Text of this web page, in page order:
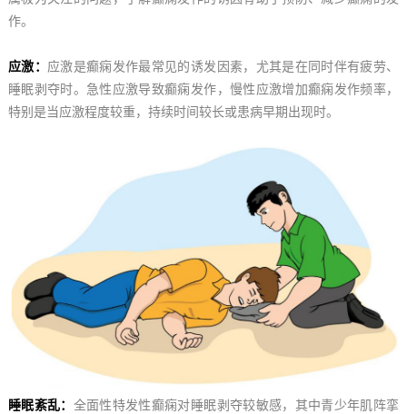
作。
应激 ： 应激是癫痫发作最常见的诱发因素，尤其是在同时伴有疲劳、
睡眠剥夺时。急性应激导致癫痫发作，慢性应激增加癫痫发作频率，
特别是当应激程度较重，持续时间较长或患病早期出现时。
睡眠紊乱： 全面性特发性癫痫对睡眠剥夺较敏感，其中青少年肌阵挛